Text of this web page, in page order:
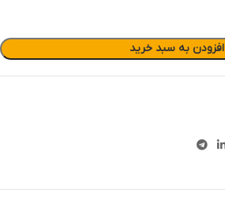
افزودن به سبد خرید